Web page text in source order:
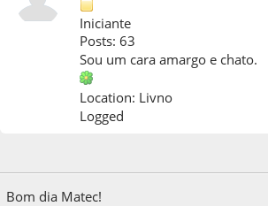
Iniciante
Posts: 63
Sou um cara amargo e chato.
Location: Livno
Logged
Bom dia Matec!